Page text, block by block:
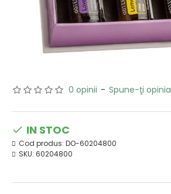
0 opinii - Spune-ţi opinia
IN STOC
Cod produs: DO-60204800
SKU: 60204800